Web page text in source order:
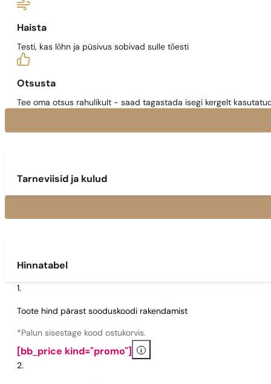
Haista
Testi, kas lõhn ja püsivus sobivad sulle tõesti
Otsusta
Tee oma otsus rahulikult - saad tagastada isegi kergelt
Tarneviisid ja kulud
Hinnatabel
Toote hind pärast sooduskoodi rakendamist
*Palun sisestage kood ostukorvis.
[bb_price kind="promo"] i